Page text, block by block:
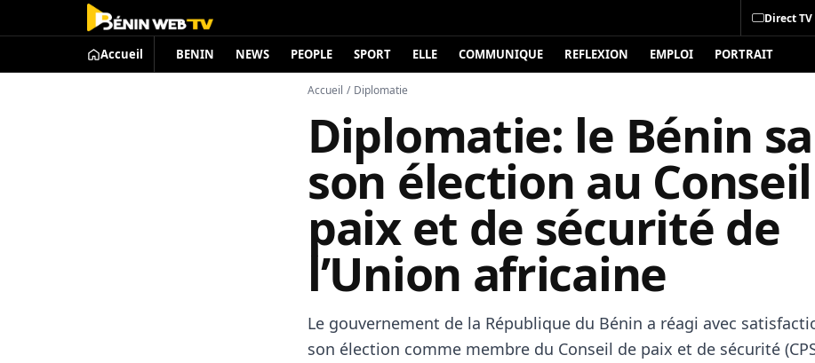
Direct TV
Accueil BENIN NEWS PEOPLE SPORT ELLE COMMUNIQUE REFLEXION EMPLOI PORTRAIT
Accueil / Diplomatie
Diplomatie: le Bénin
son élection au
paix et de sécurité de
l’Union africaine
Le gouvernement de la République du Bénin a réagi avec
son élection comme membre du Conseil de paix et de sécurité